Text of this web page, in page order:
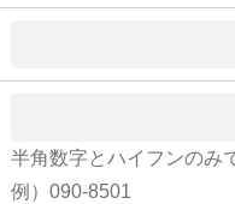
半角数字とハイフンのみ
例）090-8501